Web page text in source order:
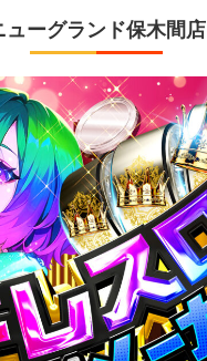
ューグランド保木間店